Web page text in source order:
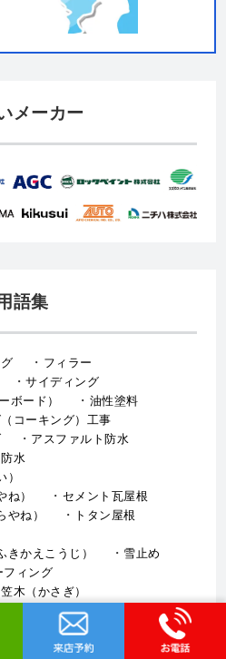
メーカー
語集
フィラー
サイディング
ボード）
油性塗料
コーキング）工事
アスファルト防水
水
）
セメント瓦屋根
ね）
トタン屋根
かえこうじ）
雪止め
ィング
笠木（かさぎ）
よけ）
戸袋（とぶくろ）
まくいた）